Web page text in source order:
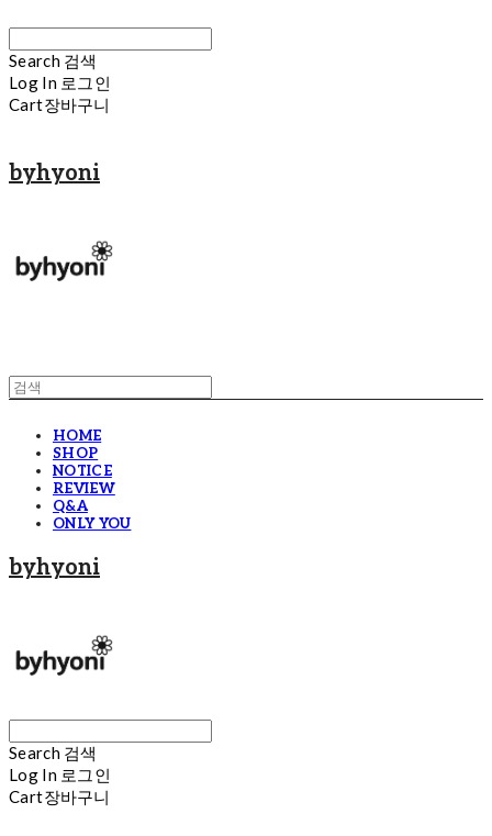
Search 검색
Log In 로그인
Cart장바구니
byhyoni
HOME
SHOP
NOTICE
REVIEW
Q&A
ONLY YOU
byhyoni
Search 검색
Log In 로그인
Cart장바구니